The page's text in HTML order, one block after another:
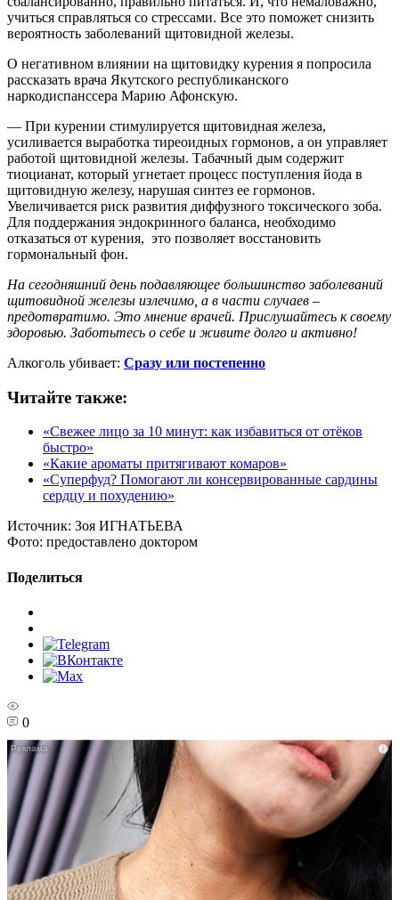
учиться справляться со стрессами. Все это поможет снизить
вероятность заболеваний щитовидной железы.
О негативном влиянии на щитовидку курения я попросила
рассказать врача Якутского республиканского
наркодиспанссера Марию Афонскую.
— При курении стимулируется щитовидная железа,
усиливается выработка тиреоидных гормонов, а он управляет
работой щитовидной железы. Табачный дым содержит
тиоцианат, который угнетает процесс поступления йода в
щитовидную железу, нарушая синтез ее гормонов.
Увеличивается риск развития диффузного токсического зоба.
Для поддержания эндокринного баланса, необходимо
отказаться от курения, это позволяет восстановить
гормональный фон.
На сегодняшний день подавляющее большинство заболеваний
щитовидной железы излечимо, а в части случаев –
предотвратимо. Это мнение врачей. Прислушайтесь к своему
здоровью. Заботьтесь о себе и живите долго и активно!
Алкоголь убивает: Сразу или постепенно
Читайте также:
«Свежее лицо за 10 минут: как избавиться от отёков
быстро»
«Какие ароматы притягивают комаров»
«Суперфуд? Помогают ли консервированные сардины
сердцу и похудению»
Источник: Зоя ИГНАТЬЕВА
Фото: предоставлено доктором
Поделиться
0
i